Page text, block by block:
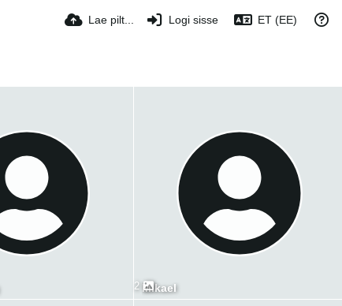
Lae pilt... Logi sisse ET (EE)
Mikael
2